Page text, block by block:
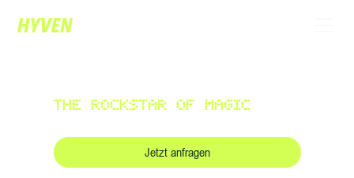
BEN HYVEN
THE ROCKSTAR OF MAGIC
Jetzt anfragen